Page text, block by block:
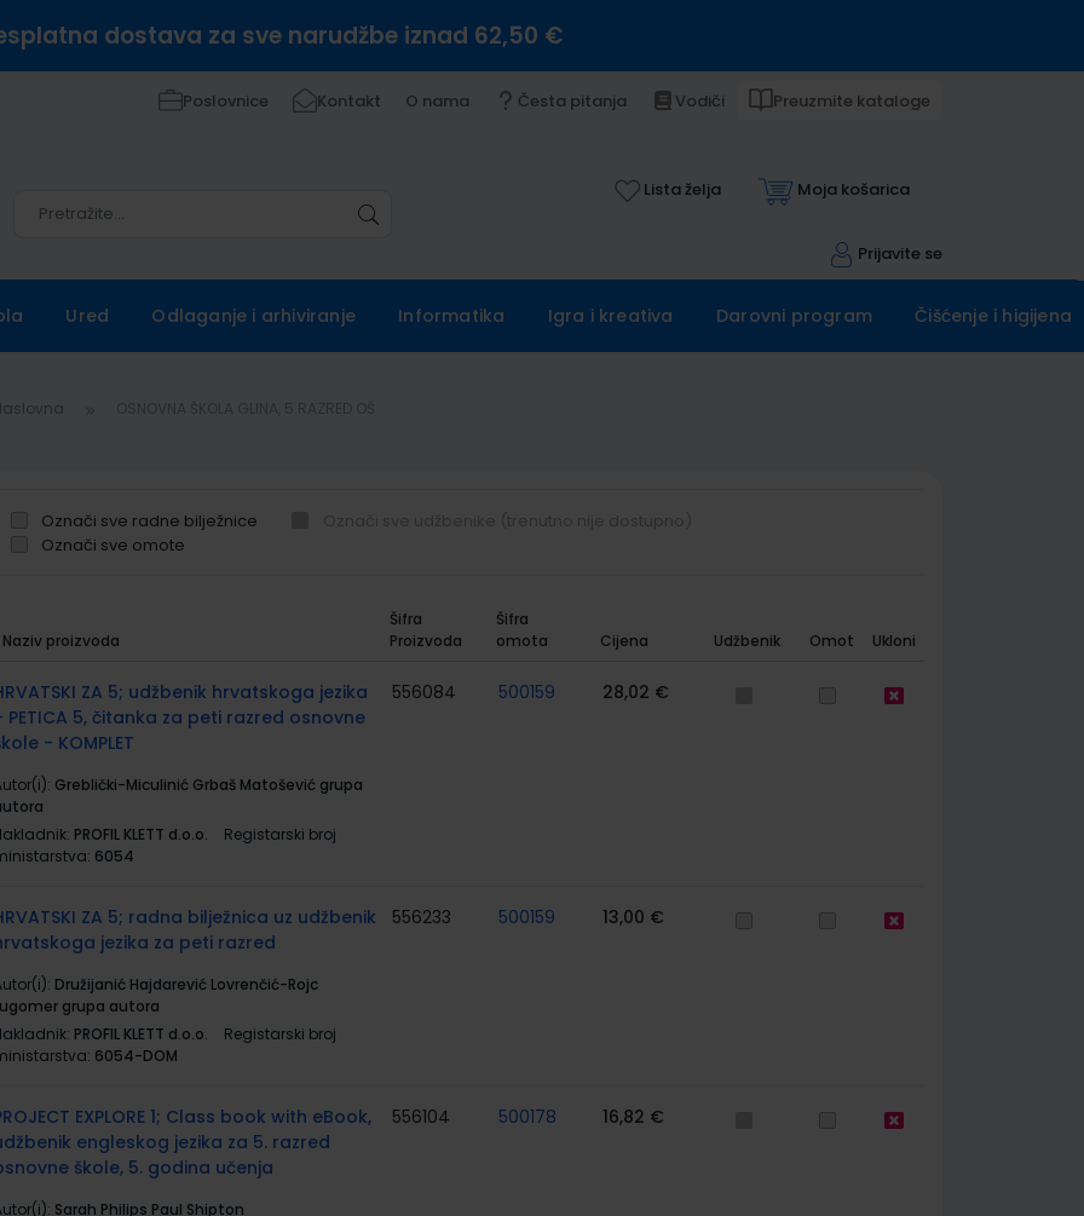
dostava za sve narudžbe iznad 62,50 €
Poslovnice Kontakt O nama Česta pitanja Vodiči Preuzmite kataloge
Lista želja Moja košarica
Prijavite se
Ured Odlaganje i arhiviranje Informatika Igra i kreativa Darovni program Čišćenje i higijena
Označi sve radne bilježnice
Označi sve omote
Naziv proizvoda
Šifra
Proizvoda
Šifra
omota
Cijena Udžbenik Omot Ukloni
ZA 5; udžbenik hrvatskoga jezika
PETICA 5, čitanka za peti razred osnovne
- KOMPLET
Greblički-Miculinić Grbaš Matošević grupa
PROFIL KLETT d.o.o.
Registarski broj
6054
556084 500159 28,02 €
ZA 5; radna bilježnica uz udžbenik
jezika za peti razred
Družijanić Hajdarević Lovrenčić-Rojc
grupa autora
PROFIL KLETT d.o.o.
Registarski broj
6054-DOM
556233 500159 13,00 €
EXPLORE 1; Class book with eBook,
engleskog jezika za 5. razred
škole, 5. godina učenja
Sarah Philips Paul Shipton
556104 500178 16,82 €